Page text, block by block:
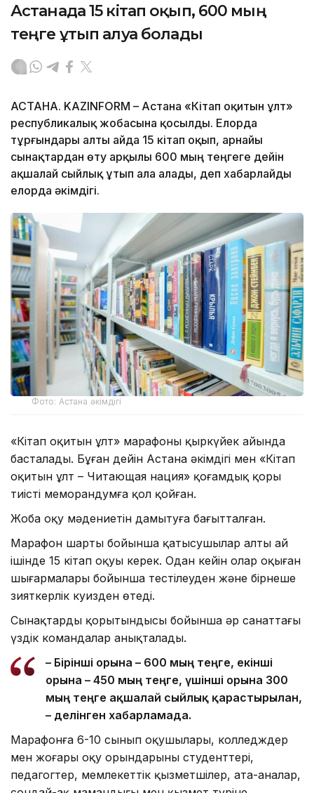
Астанада 15 кітап оқып, 600 мың
теңге ұтып алуға болады
АСТАНА. KAZINFORM – Астана «Кітап оқитын ұлт»
республикалық жобасына қосылды. Елорда
тұрғындары алты айда 15 кітап оқып, арнайы
сынақтардан өту арқылы 600 мың теңгеге дейін
ақшалай сыйлық ұтып ала алады, деп хабарлайды
елорда әкімдігі.
Фото: Астана әкімдігі
«Кітап оқитын ұлт» марафоны қыркүйек айында
басталады. Бұған дейін Астана әкімдігі мен «Кітап
оқитын ұлт – Читающая нация» қоғамдық қоры
тиісті меморандумға қол қойған.
Жоба оқу мәдениетін дамытуға бағытталған.
Марафон шарты бойынша қатысушылар алты ай
ішінде 15 кітап оқуы керек. Одан кейін олар оқыған
шығармалары бойынша тестілеуден және бірнеше
зияткерлік куизден өтеді.
Сынақтардың қорытындысы бойынша әр санаттағы
үздік командалар анықталады.
– Бірінші орынға – 600 мың теңге, екінші
орынға – 450 мың теңге, үшінші орынға 300
мың теңге ақшалай сыйлық қарастырылған,
– делінген хабарламада.
Марафонға 6-10 сынып оқушылары, колледждер
мен жоғары оқу орындарының студенттері,
педагогтер, мемлекеттік қызметшілер, ата-аналар,